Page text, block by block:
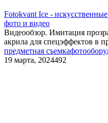
Fotokvant Ice -
фото и видео
Видеообзор. Имитация
акрила для спецэффектов в
предметная съемка
19 марта, 2024492